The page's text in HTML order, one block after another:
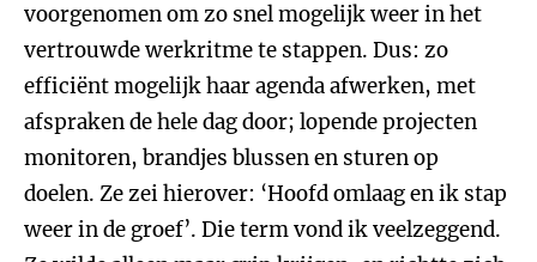
voorgenomen om zo snel mogelijk weer in het
vertrouwde werkritme te stappen. Dus: zo
efficiënt mogelijk haar agenda afwerken, met
afspraken de hele dag door; lopende projecten
monitoren, brandjes blussen en sturen op
doelen. Ze zei hierover: ‘Hoofd omlaag en ik stap
weer in de groef’. Die term vond ik veelzeggend.